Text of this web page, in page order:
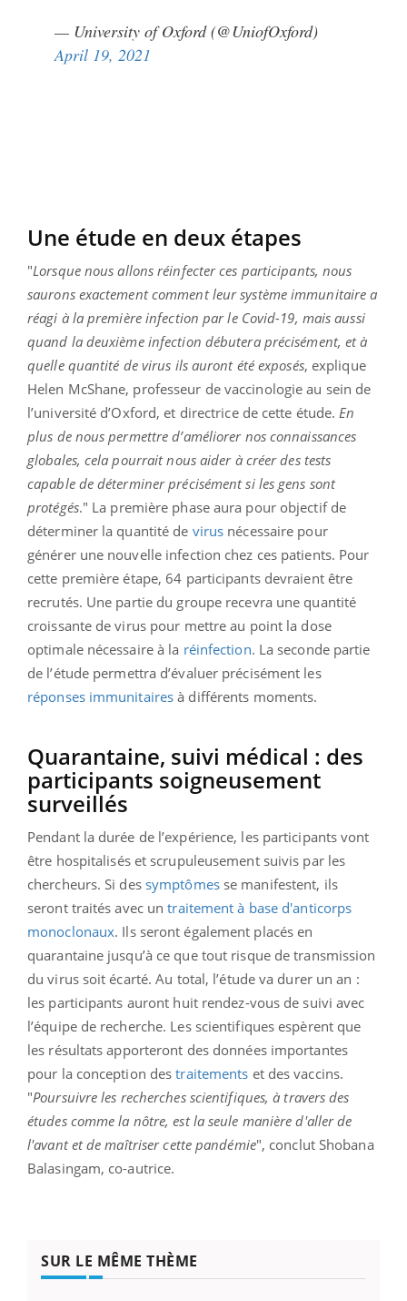
— University of Oxford (@UniofOxford)
April 19, 2021
Une étude en deux étapes
"Lorsque nous allons réinfecter ces participants, nous
saurons exactement comment leur système immunitaire a
réagi à la première infection par le Covid-19, mais aussi
quand la deuxième infection débutera précisément, et à
quelle quantité de virus ils auront été exposés, explique
Helen McShane, professeur de vaccinologie au sein de
l’université d’Oxford, et directrice de cette étude.En
plus de nous permettre d’améliorer nos connaissances
globales, cela pourrait nous aider à créer des tests
capable de déterminer précisément si les gens sont
protégés." La première phase aura pour objectif de
déterminer la quantité de virus nécessaire pour
générer une nouvelle infection chez ces patients. Pour
cette première étape, 64 participants devraient être
recrutés. Une partie du groupe recevra une quantité
croissante de virus pour mettre au point la dose
optimale nécessaire à la réinfection. La seconde partie
de l’étude permettra d’évaluer précisément les
réponses immunitaires à différents moments.
Quarantaine, suivi médical : des
participants soigneusement
surveillés
Pendant la durée de l’expérience, les participants vont
être hospitalisés et scrupuleusement suivis par les
chercheurs. Si des symptômesse manifestent, ils
seront traités avec untraitement à base d'anticorps
monoclonaux. Ils seront également placés en
quarantaine jusqu’à ce que tout risque de transmission
du virus soit écarté. Au total, l’étude va durer un an :
les participants auront huit rendez-vous de suivi avec
l’équipe de recherche. Les scientifiques espèrent que
les résultats apporteront des données importantes
pour la conception destraitements et des vaccins.
"Poursuivre les recherches scientifiques, à travers des
études comme la nôtre, est la seule manière d'aller de
l'avant et de maîtriser cette pandémie", conclut Shobana
Balasingam, co-autrice.
SUR LE MÊME THÈME